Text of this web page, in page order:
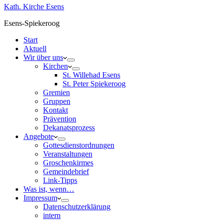
Kath. Kirche Esens
Esens-Spiekeroog
Start
Aktuell
Wir über uns
Kirchen
St. Willehad Esens
St. Peter Spiekeroog
Gremien
Gruppen
Kontakt
Prävention
Dekanatsprozess
Angebote
Gottesdienstordnungen
Veranstaltungen
Groschenkirmes
Gemeindebrief
Link-Tipps
Was ist, wenn…
Impressum
Datenschutzerklärung
intern